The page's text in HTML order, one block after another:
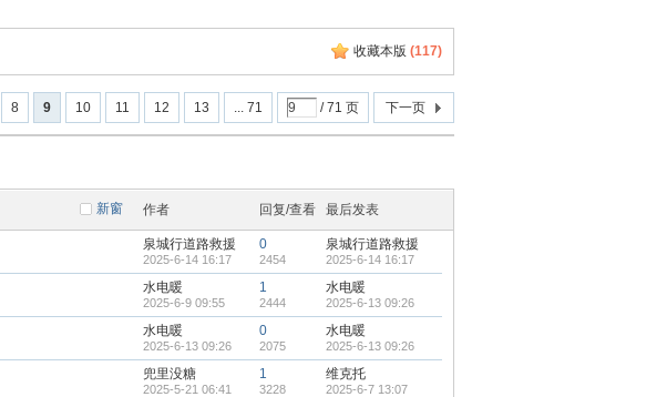
收藏本版 (117)
8 9 10 11 12 13 ... 71 / 71 页 下一页
新窗 作者 回复/查看 最后发表
泉城行道路救援
2025-6-14 16:17
0
2454
泉城行道路救援
2025-6-14 16:17
水电暖
2025-6-9 09:55
1
2444
水电暖
2025-6-13 09:26
水电暖
2025-6-13 09:26
0
2075
水电暖
2025-6-13 09:26
兜里没糖
2025-5-21 06:41
1
3228
维克托
2025-6-7 13:07